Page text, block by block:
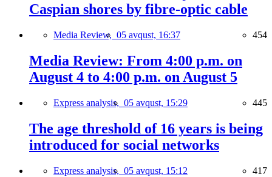
Caspian shores by fibre-optic cable
Media Review, 05 avqust, 16:37 454
Media Review: From 4:00 p.m. on
August 4 to 4:00 p.m. on August 5
Express analysis, 05 avqust, 15:29 445
The age threshold of 16 years is being
introduced for social networks
Express analysis, 05 avqust, 15:12 417